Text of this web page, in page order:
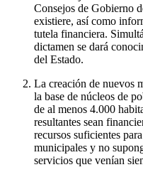
Consejos de Gobierno
existiere, así como
tutela financiera.
dictamen se dará
del Estado.
La creación de nuevos
la base de núcleos de
de al menos 4.000
resultantes sean
recursos suficientes
municipales y no
servicios que venían